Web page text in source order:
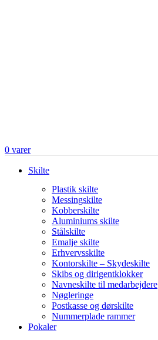
0 varer
Skilte
Plastik skilte
Messingskilte
Kobberskilte
Aluminiums skilte
Stålskilte
Emalje skilte
Erhvervsskilte
Kontorskilte – Skydeskilte
Skibs og dirigentklokker
Navneskilte til medarbejdere
Nøgleringe
Postkasse og dørskilte
Nummerplade rammer
Pokaler